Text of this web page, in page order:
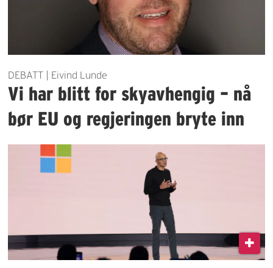
DEBATT | Eivind Lunde
Vi har blitt for skyavhengig – nå
bør EU og regjeringen bryte inn